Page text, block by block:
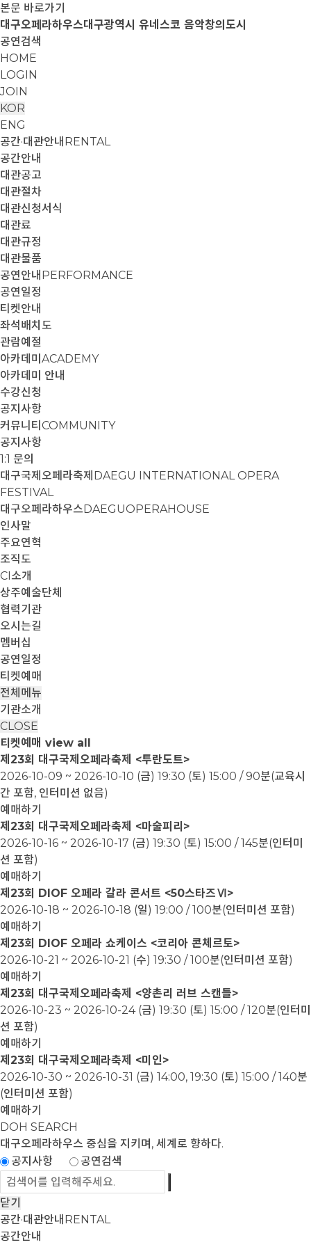
본문 바로가기
대구오페라하우스대구광역시 유네스코 음악창의도시
공연검색
HOME
LOGIN
JOIN
KOR
ENG
공간·대관안내 RENTAL
공간안내
대관공고
대관절차
대관신청서식
대관료
대관규정
대관물품
공연안내 PERFORMANCE
공연일정
티켓안내
좌석배치도
관람예절
아카데미 ACADEMY
아카데미 안내
수강신청
공지사항
커뮤니티 COMMUNITY
공지사항
1:1 문의
대구국제오페라축제 DAEGU INTERNATIONAL OPERA
FESTIVAL
대구오페라하우스DAEGUOPERAHOUSE
인사말
주요연혁
조직도
CI소개
상주예술단체
협력기관
오시는길
멤버십
공연일정
티켓예매
전체메뉴
기관소개
CLOSE
티켓예매 view all
제23회 대구국제오페라축제 <투란도트>
2026-10-09 ~ 2026-10-10 (금) 19:30 (토) 15:00 / 90분(교육시
간 포함, 인터미션 없음)
예매하기
제23회 대구국제오페라축제 <마술피리>
2026-10-16 ~ 2026-10-17 (금) 19:30 (토) 15:00 / 145분(인터미
션 포함)
예매하기
제23회 DIOF 오페라 갈라 콘서트 <50스타즈Ⅵ>
2026-10-18 ~ 2026-10-18 (일) 19:00 / 100분(인터미션 포함)
예매하기
제23회 DIOF 오페라 쇼케이스 <코리아 콘체르토>
2026-10-21 ~ 2026-10-21 (수) 19:30 / 100분(인터미션 포함)
예매하기
제23회 대구국제오페라축제 <양촌리 러브 스캔들>
2026-10-23 ~ 2026-10-24 (금) 19:30 (토) 15:00 / 120분(인터미
션 포함)
예매하기
제23회 대구국제오페라축제 <미인>
2026-10-30 ~ 2026-10-31 (금) 14:00, 19:30 (토) 15:00 / 140분
(인터미션 포함)
예매하기
DOH SEARCH
대구오페라하우스 중심을 지키며, 세계로 향하다.
공지사항
공연검색
닫기
공간·대관안내 RENTAL
공간안내